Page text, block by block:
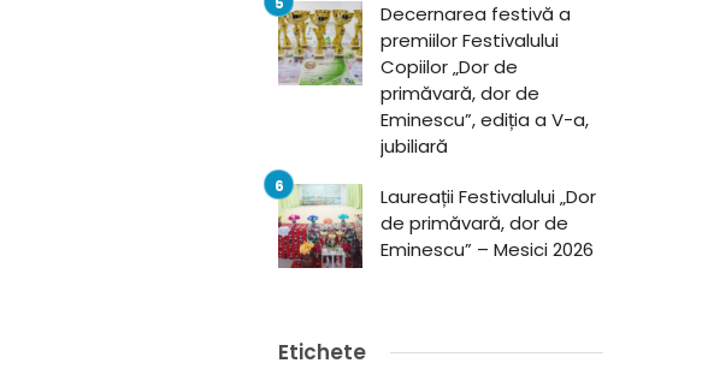
Decernarea festivă a
premiilor Festivalului
Copiilor „Dor de
primăvară, dor de
Eminescu”, ediția a V-a,
jubiliară
Laureații Festivalului „Dor
de primăvară, dor de
Eminescu” – Mesici 2026
Etichete